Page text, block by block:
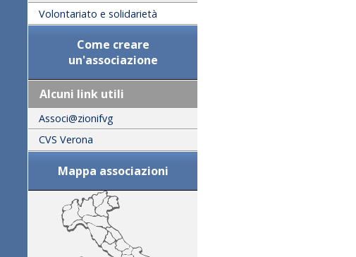
Volontariato e solidarietà
Come creare
un'associazione
Alcuni link utili
Associ@zionifvg
CVS Verona
Mappa associazioni